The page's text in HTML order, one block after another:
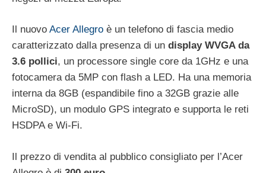
Il nuovo Acer Allegro è un telefono di fascia medio
caratterizzato dalla presenza di un display WVGA da
3.6 pollici, un processore single core da 1GHz e una
fotocamera da 5MP con flash a LED. Ha una memoria
interna da 8GB (espandibile fino a 32GB grazie alle
MicroSD), un modulo GPS integrato e supporta le reti
HSDPA e Wi-Fi.
Il prezzo di vendita al pubblico consigliato per l’Acer